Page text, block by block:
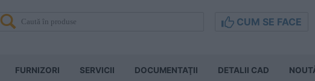
CUM SE FACE
FURNIZORI SERVICII DOCUMENTAŢII DETALII CAD